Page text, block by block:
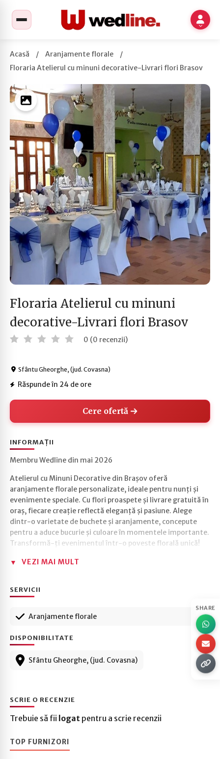
SHARE
Acasă / Aranjamente florale
/
Floraria Atelierul cu minuni decorative-Livrari flori Brasov
Floraria Atelierul cu minuni
decorative-Livrari flori Brasov
0 (0 recenzii)
Sfântu Gheorghe, (jud. Covasna)
Răspunde în 24 de ore
Cere ofertă
INFORMAȚII
Membru Wedline din mai 2026
Atelierul cu Minuni Decorative din Brașov oferă
aranjamente florale personalizate, ideale pentru nunți și
evenimente speciale. Cu flori proaspete și livrare gratuită în
oraș, fiecare creație reflectă eleganță și pasiune. Alege
dintr-o varietate de buchete și aranjamente, concepute
pentru a aduce bucurie și culoare în momentele importante.
Transformă-ți evenimentul într-o poveste florală unică!
VEZI MAI MULT
SERVICII
Aranjamente florale
DISPONIBILITATE
Sfântu Gheorghe, (jud. Covasna)
SCRIE O RECENZIE
Trebuie să fii logat pentru a scrie recenzii
TOP FURNIZORI